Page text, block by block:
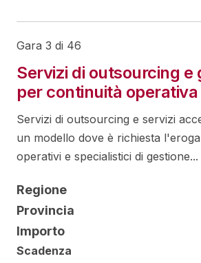
Gara 3 di 46
Servizi di outsourcing e
per continuità operativa
Servizi di outsourcing e servizi
un modello dove è richiesta
operativi e specialistici di gestione...
Regione
Provincia
Importo
Scadenza